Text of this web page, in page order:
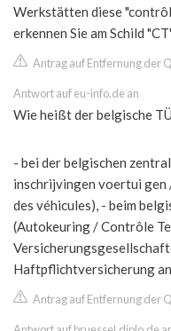
Werkstätten diese
erkennen Sie am Schild
Antrag auf Entfernung der
Antwort auf eu-info.de an
Wie heißt der belgische
- bei der belgischen
inschrijvingen voertui
des véhicules), - beim
(Autokeuring / Contrôle
Haftpflichtversicherung
Antrag auf Entfernung der